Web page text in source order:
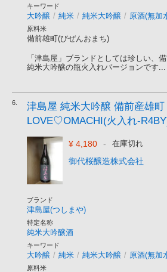
キーワード
大吟醸 / 純米 / 純米大吟醸 / 原酒(無加
原料米
備前雄町(びぜんおまち)
「津島屋」ブランドとしては珍しい、
純米大吟醸の瓶火入れバージョンです...
6.
津島屋 純米大吟醸 備前産雄町
LOVE♡OMACHI(火入れ-
¥ 4,180 - 在庫切れ
御代桜醸造株式会社
ブランド
津島屋(つしまや)
特定名称
純米大吟醸酒
キーワード
大吟醸 / 純米 / 純米大吟醸 / 原酒(無加
原料米